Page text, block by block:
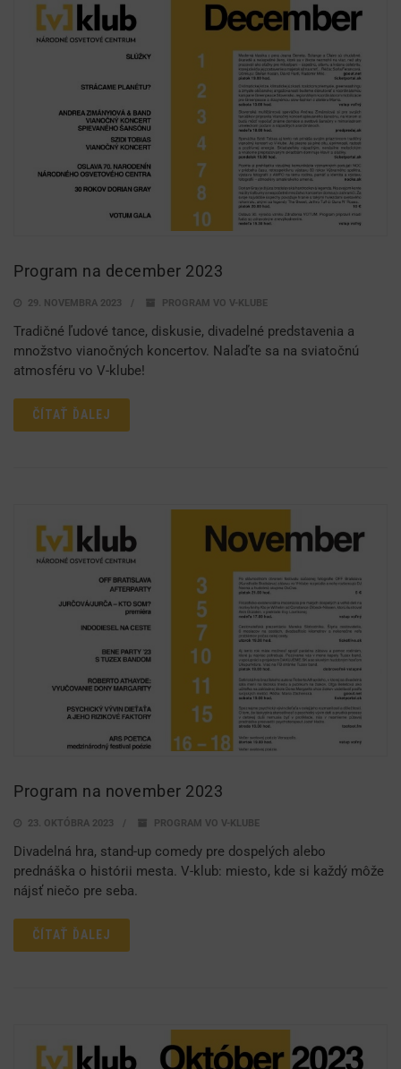
Program na december 2023
29. NOVEMBRA 2023 PROGRAM VO V-KLUBE
Tradičné ľudové tance, diskusie, divadelné predstavenia a
množstvo vianočných koncertov. Nalaďte sa na sviatočnú
atmosféru vo V-klube!
ČÍTAŤ ĎALEJ
Program na november 2023
23. OKTÓBRA 2023 PROGRAM VO V-KLUBE
Divadelná hra, stand-up comedy pre dospelých alebo
prednáška o histórii mesta. V-klub: miesto, kde si každý môže
nájsť niečo pre seba.
ČÍTAŤ ĎALEJ